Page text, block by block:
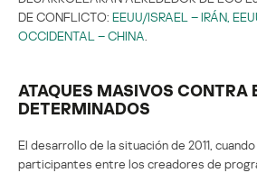
DE CONFLICTO: EEUU/ISRAEL – IRÁN,
OCCIDENTAL – CHINA
ATAQUES MASIVOS CONTRA
DETERMINADOS
El desarrollo de la situación de 2011,
participantes entre los creadores de